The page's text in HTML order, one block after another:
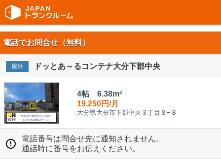
電話でお問合せ（無料）
屋外 ドッとあ～るコンテナ大分下郡中央
4帖 6.38m²
19,250円/月
大分県大分市下郡中央３丁目８−８
電話番号は問合せ先に通知されません。
通話時に番号をお伝えください。